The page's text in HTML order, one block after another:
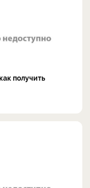
получить